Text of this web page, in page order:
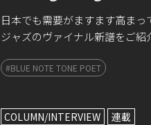
日本でも需要がますます高ま
ジャズのヴァイナル新譜をご
ズ』 極 […]
#BLUE NOTE TONE POET
COLUMN/INTERVIEW 連載